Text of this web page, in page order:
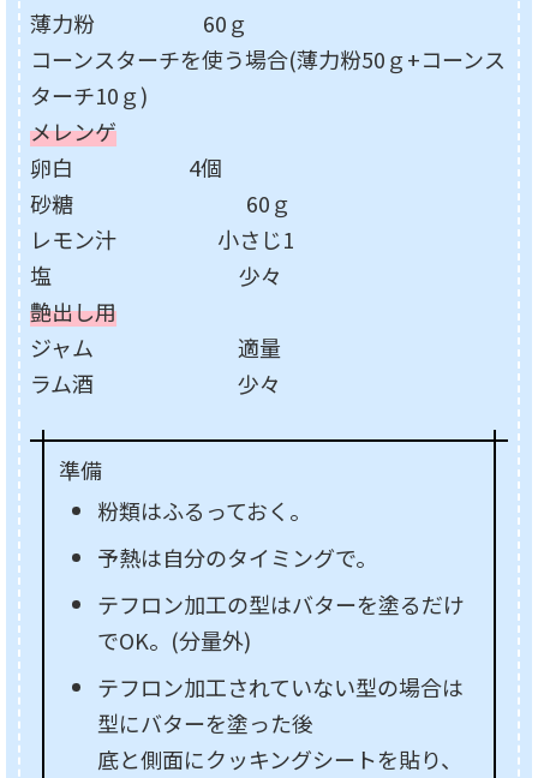
薄力粉 60ｇ
コーンスターチを使う場合(薄力粉50ｇ+コーンス
ターチ10ｇ)
メレンゲ
卵白 4個
砂糖 60ｇ
レモン汁 小さじ1
塩 少々
艶出し用
ジャム 適量
ラム酒 少々
準備
粉類はふるっておく。
予熱は自分のタイミングで。
テフロン加工の型はバターを塗るだけ
でOK。(分量外)
テフロン加工されていない型の場合は
型にバターを塗った後
底と側面にクッキングシートを貼り、